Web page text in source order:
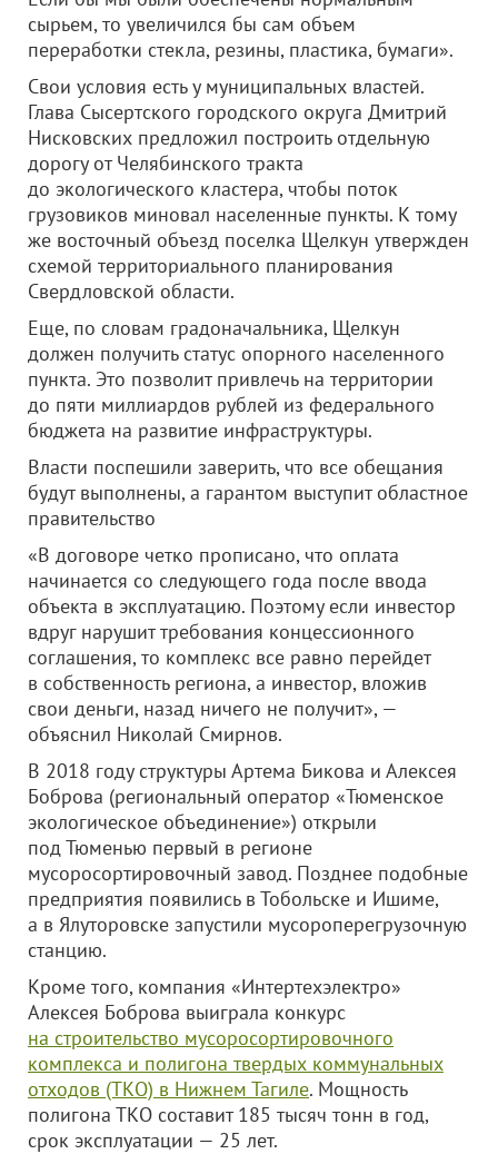
сырьем, то увеличился бы сам объем
переработки стекла, резины, пластика, бумаги».
Свои условия есть у муниципальных властей.
Глава Сысертского городского округа Дмитрий
Нисковских предложил построить отдельную
дорогу от Челябинского тракта
до экологического кластера, чтобы поток
грузовиков миновал населенные пункты. К тому
же восточный объезд поселка Щелкун утвержден
схемой территориального планирования
Свердловской области.
Еще, по словам градоначальника, Щелкун
должен получить статус опорного населенного
пункта. Это позволит привлечь на территории
до пяти миллиардов рублей из федерального
бюджета на развитие инфраструктуры.
Власти поспешили заверить, что все обещания
будут выполнены, а гарантом выступит областное
правительство
«В договоре четко прописано, что оплата
начинается со следующего года после ввода
объекта в эксплуатацию. Поэтому если инвестор
вдруг нарушит требования концессионного
соглашения, то комплекс все равно перейдет
в собственность региона, а инвестор, вложив
свои деньги, назад ничего не получит», —
объяснил Николай Смирнов.
В 2018 году структуры Артема Бикова и Алексея
Боброва (региональный оператор «Тюменское
экологическое объединение») открыли
под Тюменью первый в регионе
мусоросортировочный завод. Позднее подобные
предприятия появились в Тобольске и Ишиме,
а в Ялуторовске запустили мусороперегрузочную
станцию.
Кроме того, компания «Интертехэлектро»
Алексея Боброва выиграла конкурс
на строительство мусоросортировочного
комплекса и полигона твердых коммунальных
отходов (ТКО) в Нижнем Тагиле. Мощность
полигона ТКО составит 185 тысяч тонн в год,
срок эксплуатации — 25 лет.